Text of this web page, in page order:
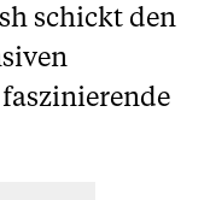
schickt den